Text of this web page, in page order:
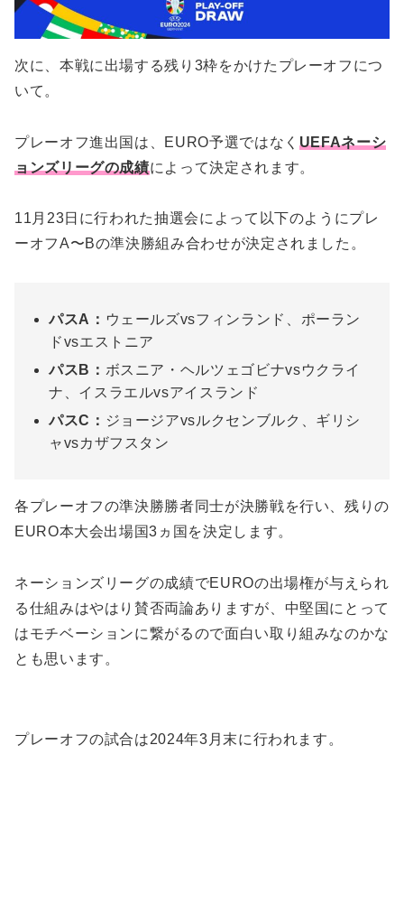
次に、本戦に出場する残り3枠をかけたプレーオフにつ
いて。
プレーオフ進出国は、EURO予選ではなく UEFAネーシ
ョンズリーグの成績によって決定されます。
11月23日に行われた抽選会によって以下のようにプレ
ーオフA〜Bの準決勝組み合わせが決定されました。
パスA： ウェールズvsフィンランド、ポーラン
ドvsエストニア
パスB： ボスニア・ヘルツェゴビナvsウクライ
ナ、イスラエルvsアイスランド
パスC： ジョージアvsルクセンブルク、ギリシ
ャvsカザフスタン
各プレーオフの準決勝勝者同士が決勝戦を行い、残りの
EURO本大会出場国3ヵ国を決定します。
ネーションズリーグの成績でEUROの出場権が与えられ
る仕組みはやはり賛否両論ありますが、中堅国にとって
はモチベーションに繋がるので面白い取り組みなのかな
とも思います。
プレーオフの試合は2024年3月末に行われます。